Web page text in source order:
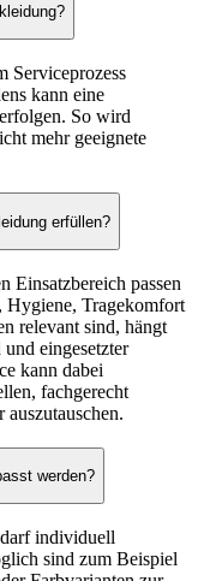
Serviceprozess
kann eine
So wird
mehr geeignete
erfüllen?
Einsatzbereich passen
Hygiene, Tragekomfort
relevant sind, hängt
eingesetzter
kann dabei
fachgerecht
werden?
individuell
sind zum Beispiel